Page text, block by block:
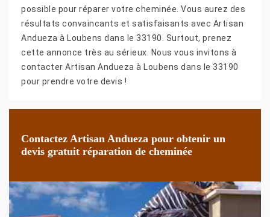
possible pour réparer votre cheminée. Vous aurez des
résultats convaincants et satisfaisants avec Artisan
Andueza à Loubens dans le 33190. Surtout, prenez
cette annonce très au sérieux. Nous vous invitons à
contacter Artisan Andueza à Loubens dans le 33190
pour prendre votre devis !
Contactez Artisan Andueza pour obtenir un
devis gratuit réparation de cheminée